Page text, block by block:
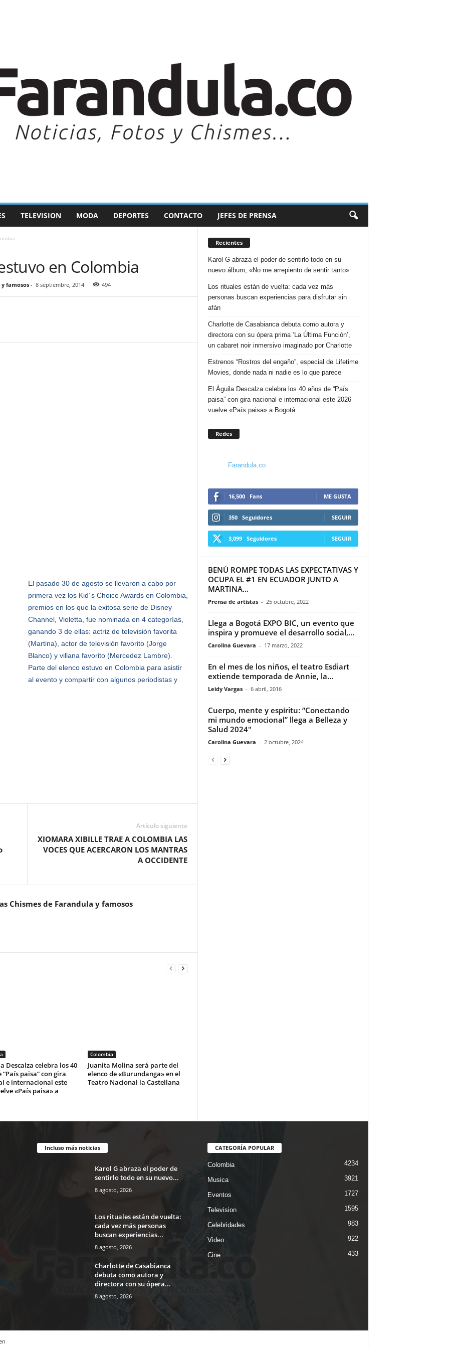
TELEVISION MODA DEPORTES CONTACTO JEFES DE PRENSA
en Colombia
famosos- 8 septiembre, 2014 494
El pasado 30 de agosto se llevaron a cabo por
primera vez los Kid´s Choice Awards en Colombia,
premios en los que la exitosa serie de Disney
Channel, Violetta, fue nominada en 4 categorías,
ganando 3 de ellas: actriz de televisión favorita
(Martina), actor de televisión favorito (Jorge
Blanco) y villana favorito (Mercedez Lambre).
Parte del elenco estuvo en Colombia para asistir
al evento y compartir con algunos periodistas y
Artículo siguiente
XIOMARA XIBILLE TRAE A COLOMBIA LAS
VOCES QUE ACERCARON LOS MANTRAS
A OCCIDENTE
Chismes de Farandula y famosos
Descalza celebra los 40
“País paisa” con gira
e internacional este
«País paisa» a
Colombia
Juanita Molina será parte del
elenco de «Burundanga» en el
Teatro Nacional la Castellana
Recientes
Karol G abraza el poder de sentirlo todo en su
nuevo álbum, «No me arrepiento de sentir tanto»
Los rituales están de vuelta: cada vez más
personas buscan experiencias para disfrutar sin
afán
Charlotte de Casabianca debuta como autora y
directora con su ópera prima ‘La Última Función’,
un cabaret noir inmersivo imaginado por Charlotte
Estrenos “Rostros del engaño”, especial de Lifetime
Movies, donde nada ni nadie es lo que parece
El Águila Descalza celebra los 40 años de “País
paisa” con gira nacional e internacional este 2026
vuelve «País paisa» a Bogotá
Redes
Farandula.co
16,500 Fans ME GUSTA
350 Seguidores SEGUIR
3,099 Seguidores SEGUIR
BENÚ ROMPE TODAS LAS EXPECTATIVAS Y
OCUPA EL #1 EN ECUADOR JUNTO A
MARTINA...
Prensa de artistas - 25 octubre, 2022
Llega a Bogotá EXPO BIC, un evento que
inspira y promueve el desarrollo social,...
Carolina Guevara - 17 marzo, 2022
En el mes de los niños, el teatro Esdiart
extiende temporada de Annie, la...
Leidy Vargas - 6 abril, 2016
Cuerpo, mente y espíritu: “Conectando
mi mundo emocional” llega a Belleza y
Salud 2024″
Carolina Guevara - 2 octubre, 2024
Incluso más noticias
Karol G abraza el poder de
sentirlo todo en su nuevo...
8 agosto, 2026
Los rituales están de vuelta:
cada vez más personas
buscan experiencias...
8 agosto, 2026
Charlotte de Casabianca
debuta como autora y
directora con su ópera...
8 agosto, 2026
CATEGORÍA POPULAR
Colombia 4234
Musica 3921
Eventos 1727
Television 1595
Celebridades 983
Video 922
Cine 433